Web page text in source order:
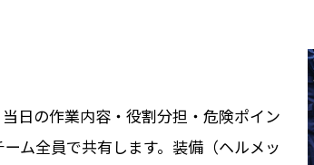
日の作業内容・役割分担・危険ポイン
ム全員で共有します。装備（ヘルメッ